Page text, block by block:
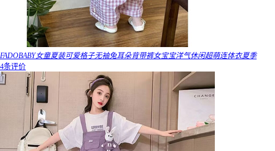
FADOBABY女童夏装可爱格子无袖兔耳朵背带裤女宝宝洋气休闲超萌连体衣夏季
4条评价